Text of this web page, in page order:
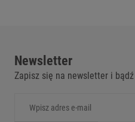
Newsletter
Zapisz się na newsletter i